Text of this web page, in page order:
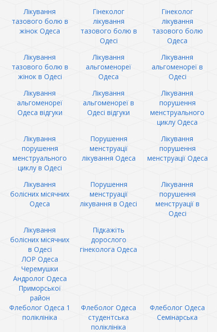
Лікування
тазового болю в
жінок Одеса
Гінеколог
лікування
тазового болю в
Одесі
Гінеколог
лікування
тазового болю
Одеса
Лікування
тазового болю в
жінок в Одесі
Лікування
альгоменореї
Одеса
Лікування
альгоменореї в
Одесі
Лікування
альгоменореї
Одеса відгуки
Лікування
альгоменореї в
Одесі відгуки
Лікування
порушення
менструального
циклу Одеса
Лікування
порушення
менструального
циклу в Одесі
Порушення
менструації
лікування Одеса
Лікування
порушення
менструації Одеса
Лікування
болісних місячних
Одеса
Порушення
менструації
лікування в Одесі
Лікування
порушення
менструації в
Одесі
Лікування
болісних місячних
в Одесі
Підкажіть
дорослого
гінеколога Одеса
ЛОР Одеса
Черемушки
Андролог Одеса
Приморської
район
Флеболог Одеса 1
поліклініка
Флеболог Одеса
студентська
поліклініка
Флеболог Одеса
Семінарська